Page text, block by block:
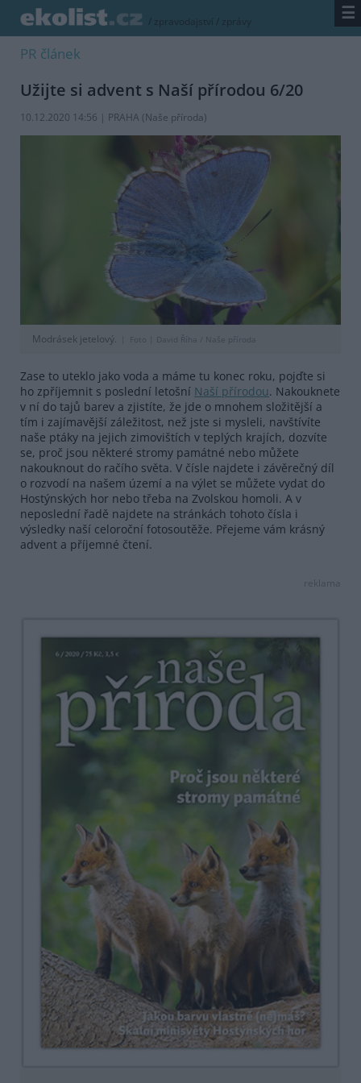
/ zpravodajství / zprávy ☰
PR článek
Užijte si advent s Naší přírodou 6/20
10.12.2020 14:56 | PRAHA (Naše příroda)
Modrásek jetelový. Foto | David Říha / Naše příroda
Zase to uteklo jako voda a máme tu konec roku, pojďte si
ho zpříjemnit s poslední letošní Naší přírodou. Nakouknete
v ní do tajů barev a zjistíte, že jde o mnohem složitější a
tím i zajímavější záležitost, než jste si mysleli, navštívíte
naše ptáky na jejich zimovištích v teplých krajích, dozvíte
se, proč jsou některé stromy památné nebo můžete
nakouknout do račího světa. V čísle najdete i závěrečný díl
o rozvodí na našem území a na výlet se můžete vydat do
Hostýnských hor nebo třeba na Zvolskou homoli. A v
neposlední řadě najdete na stránkách tohoto čísla i
výsledky naší celoroční fotosoutěže. Přejeme vám krásný
advent a příjemné čtení.
reklama